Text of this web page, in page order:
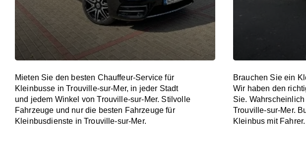
Mieten Sie den besten Chauffeur-Service für
Kleinbusse in Trouville-sur-Mer, in jeder Stadt
und jedem Winkel von Trouville-sur-Mer. Stilvolle
Fahrzeuge und nur die besten Fahrzeuge für
Kleinbusdienste in Trouville-sur-Mer.
Brauchen Sie ein
Wir haben den
Sie.
Trouville-sur-Mer.
Kleinbus mit Fahrer.